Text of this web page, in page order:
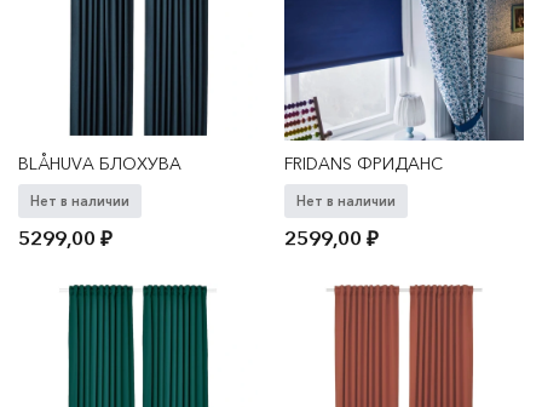
BLÅHUVA БЛОХУВА
Нет в наличии
5299,00₽
FRIDANS ФРИДАНС
Нет в наличии
2599,00₽